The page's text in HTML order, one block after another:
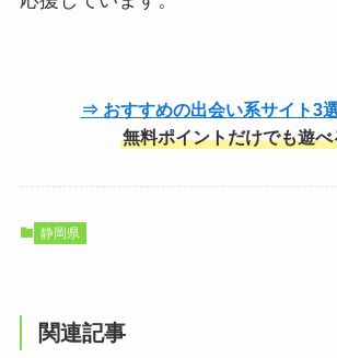
⇒ おすすめの出会い系サイト3
無料ポイントだけでも遊べ
静岡県
関連記事